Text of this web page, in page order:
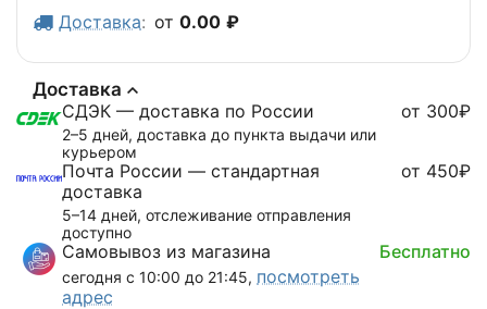
Доставка: от 0.00 ₽
Доставка
СДЭК — доставка по России
2–5 дней, доставка до пункта выдачи или
курьером
от 300₽
Почта России — стандартная
доставка
5–14 дней, отслеживание отправления
доступно
от 450₽
Самовывоз из магазина
сегодня с 10:00 до 21:45, посмотреть
адрес
Бесплатно